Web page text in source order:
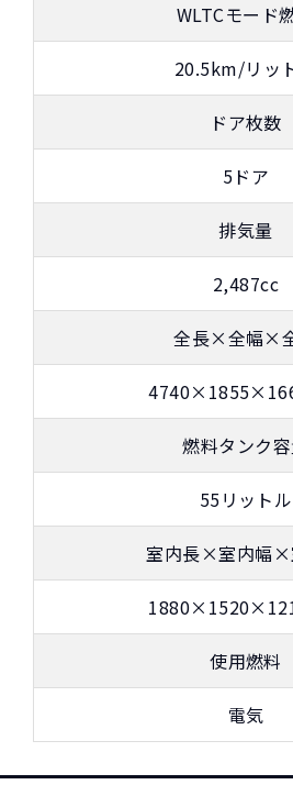
カーリースって結局ロー
総支払い金額を
瞭然！
圧倒的な安さが
だけます。
新車に乗りたいけど、
頭金・ボーナス払い・車検
月額以外は一切
金
たしかに安いけど、自
所有の方がリスクがいっぱ
3年ごとに新車に
ーライフ
※車種により契約年数は異なります
自動車ローンで所有
NORIDOKIが提案する
WLTCモード
20.5km/リッ
ドア枚数
5ドア
排気量
2,487cc
全長×全幅×
燃料タンク
55リットル
室内長×室内幅×
使用燃料
電気